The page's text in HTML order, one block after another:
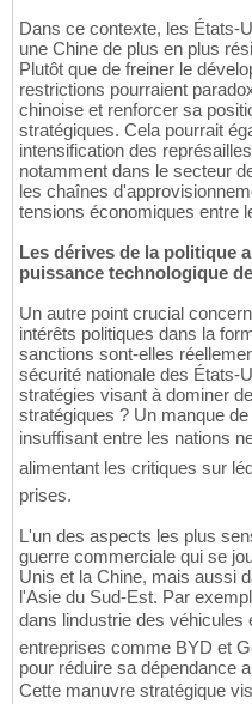
Dans ce contexte, les États-
une Chine de plus en plus
Plutôt que de freiner le
restrictions pourraient
chinoise et renforcer sa
stratégiques. Cela pourrait
intensification des
notamment dans le secteur
les chaînes
tensions économiques entre
Les dérives de la politique
puissance technologique
Un autre point crucial
intérêts politiques dans la
sanctions sont-elles
sécurité nationale des États-
stratégies visant à dominer
stratégiques ? Un manque
insuffisant entre les nations
alimentant les critiques sur
prises.
L'un des aspects les plus
guerre commerciale qui se
Unis et la Chine, mais aussi
l'Asie du Sud-Est. Par
dans lindustrie des
entreprises comme BYD et
pour réduire sa dépendance
Cette manuvre stratégique